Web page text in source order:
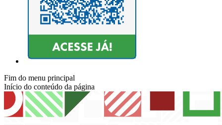
Fim do menu principal
Início do conteúdo da página